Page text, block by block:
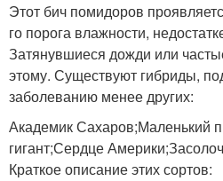
Этот бич помидоров
го порога влажности,
Затянувшиеся дожди или
этому. Существуют гибриды,
заболеванию менее других:
Академик Сахаров;Маленький
гигант;Сердце
Краткое описание этих сортов: